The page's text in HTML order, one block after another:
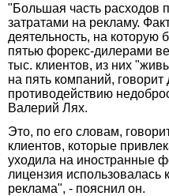
"Большая часть расходов
затратами на рекламу.
деятельность, на
пятью форекс-дилерами
тыс. клиентов, из них
на пять компаний,
противодействию
Валерий Лях.
Это, по его словам,
клиентов, которые
уходила на иностранные
лицензия использовалась
реклама", - пояснил он.